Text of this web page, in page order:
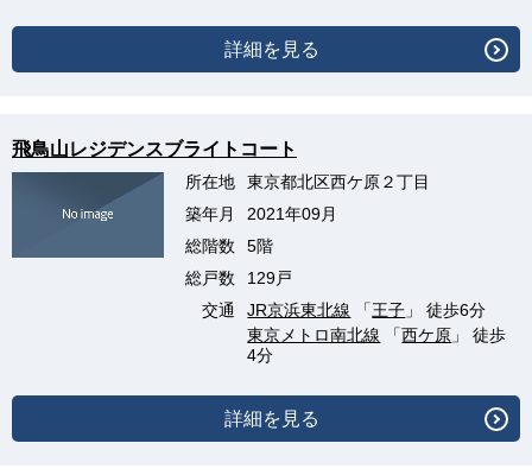
詳細を見る
飛鳥山レジデンスブライトコート
所在地
東京都北区西ケ原２丁目
築年月
2021年09月
総階数
5階
総戸数
129戸
交通
JR京浜東北線 「王子 」 徒歩6分
東京メトロ南北線 「西ケ原 」 徒歩
4分
詳細を見る